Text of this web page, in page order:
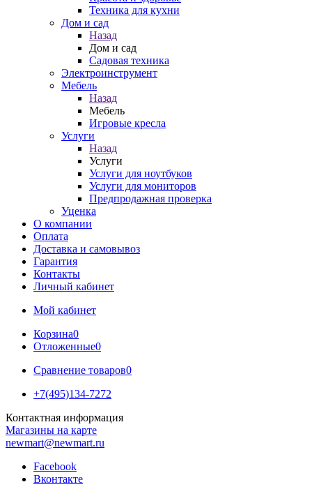
Техника для кухни
Дом и сад
Назад
Дом и сад
Садовая техника
Электроинструмент
Мебель
Назад
Мебель
Игровые кресла
Услуги
Назад
Услуги
Услуги для ноутбуков
Услуги для мониторов
Предпродажная проверка
Уценка
О компании
Оплата
Доставка и самовывоз
Гарантия
Контакты
Личный кабинет
Мой кабинет
Корзина0
Отложенные0
Сравнение товаров0
+7(495)134-7272
Контактная информация
Магазины на карте
newmart@newmart.ru
Facebook
Вконтакте